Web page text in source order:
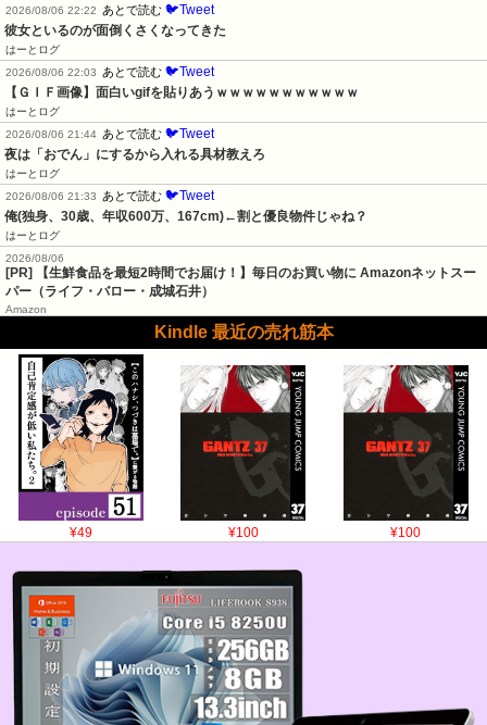
2026/08/06 22:22
あとで読む 🐦Tweet
彼女といるのが面倒くさくなってきた
はーとログ
2026/08/06 22:03
あとで読む 🐦Tweet
【ＧＩＦ画像】面白いgifを貼りあうｗｗｗｗｗｗｗｗｗｗｗ
はーとログ
2026/08/06 21:44 あとで読む 🐦Tweet
夜は「おでん」にするから入れる具材教えろ
はーとログ
2026/08/06 21:33
あとで読む 🐦Tweet
俺(独身、30歳、年収600万、167cm)←割と優良物件じゃね？
はーとログ
2026/08/06
[PR] 【生鮮食品を最短2時間でお届け！】毎日のお買い物に Amazonネットスー
パー（ライフ・バロー・成城石井）
Amazon
Kindle 最近の売れ筋本
¥49 ¥100 ¥100